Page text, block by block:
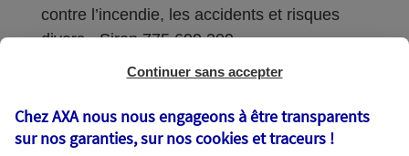
contre l’incendie, les accidents et risques
divers - Siren 775 699 309
Sièges sociaux : 313 Terrasses de l’Arche –
Coordonnées de l'Autorité de contrôle
Continuer sans accepter
Chez AXA nous nous engageons à être transparents
sur nos garanties, sur noscookies et traceurs !